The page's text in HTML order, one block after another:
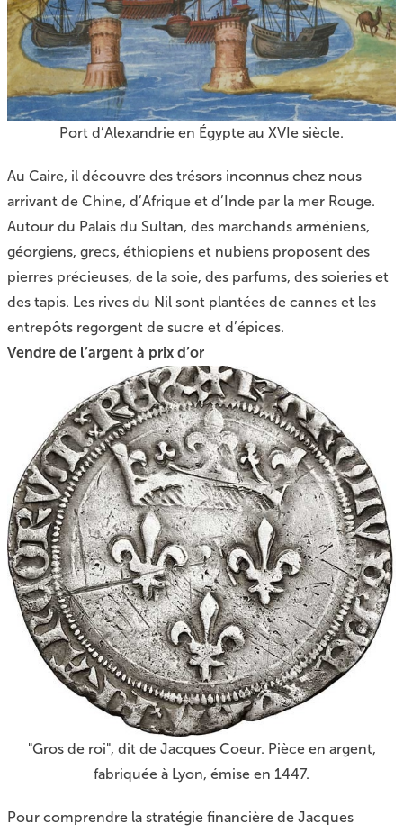
Port d’Alexandrie en Égypte au XVIe siècle.
Au Caire, il découvre des trésors inconnus chez nous
arrivant de Chine, d’Afrique et d’Inde par la mer Rouge.
Autour du Palais du Sultan, des marchands arméniens,
géorgiens, grecs, éthiopiens et nubiens proposent des
pierres précieuses, de la soie, des parfums, des soieries et
des tapis. Les rives du Nil sont plantées de cannes et les
entrepôts regorgent de sucre et d’épices.
Vendre de l’argent à prix d’or
"Gros de roi", dit de Jacques Coeur. Pièce en argent,
fabriquée à Lyon, émise en 1447.
Pour comprendre la stratégie financière de Jacques